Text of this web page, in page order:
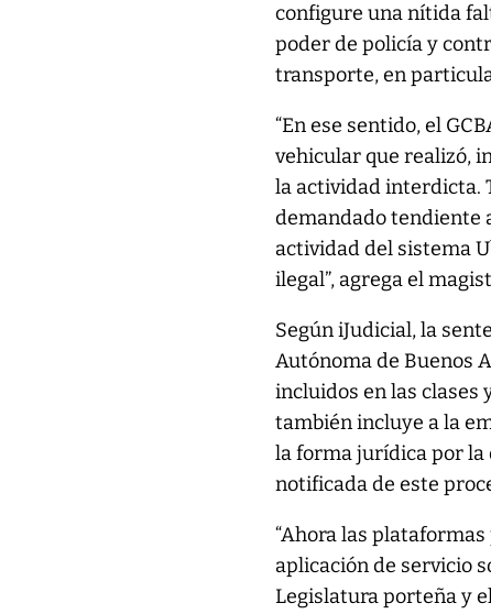
configure una nítida
poder de policía y
transporte, en
“En ese sentido, el
vehicular que realizó,
la actividad interdicta.
demandado tendiente
actividad del sistema
ilegal”, agrega el
Según iJudicial, la
Autónoma de Buenos
incluidos en las clases
también incluye a la
la forma jurídica por la
notificada de este
“Ahora las
aplicación de servicio
Legislatura porteña y